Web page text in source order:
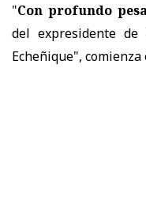
"Con profundo
del expresidente de
Echeñique", comienza